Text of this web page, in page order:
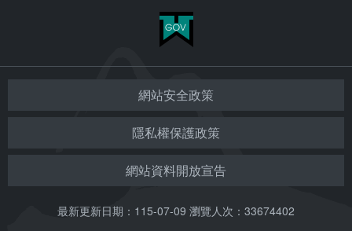
網站安全政策
隱私權保護政策
網站資料開放宣告
最新更新日期：115-07-09 瀏覽人次：33674402